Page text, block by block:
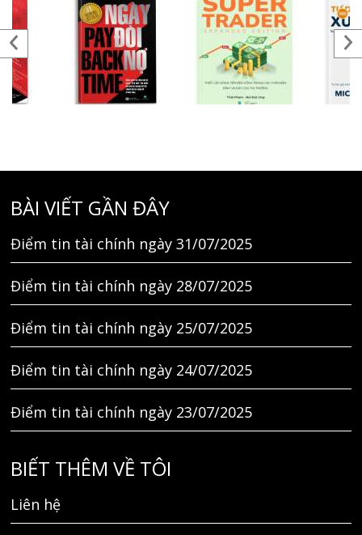
BÀI VIẾT GẦN ĐÂY
Điểm tin tài chính ngày 31/07/2025
Điểm tin tài chính ngày 28/07/2025
Điểm tin tài chính ngày 25/07/2025
Điểm tin tài chính ngày 24/07/2025
Điểm tin tài chính ngày 23/07/2025
BIẾT THÊM VỀ TÔI
Liên hệ